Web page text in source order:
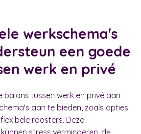
werkschema's
een goede
werk en privé
balans tussen werk en privé aan
aan te bieden, zoals opties
roosters. Deze